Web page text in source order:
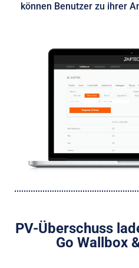
können Benutzer zu ihrer
PV-Überschuss
Go Wallbox